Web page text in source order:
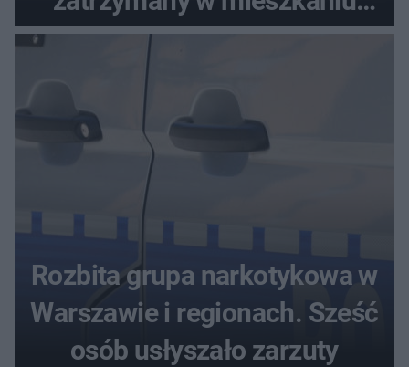
seniora
Rozbita grupa narkotykowa w
Warszawie i regionach. Sześć
osób usłyszało zarzuty